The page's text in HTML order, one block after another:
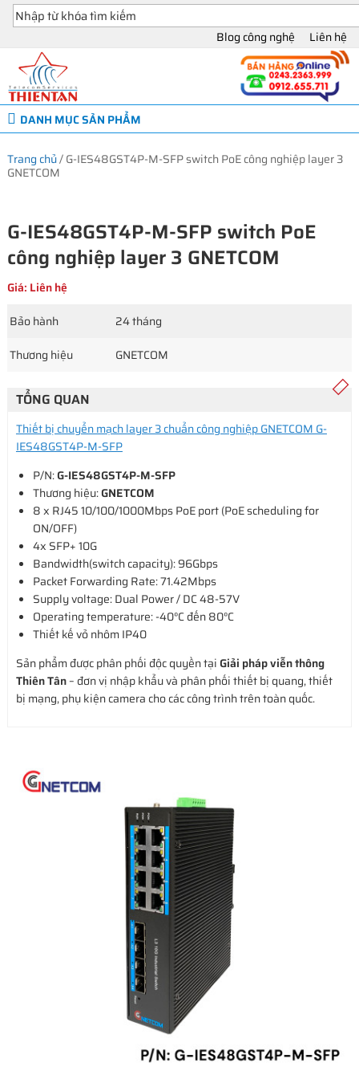
Blog công nghệ Liên hệ
DANH MỤC SẢN PHẨM
Trang chủ/G-IES48GST4P-M-SFP switch PoE công nghiệp layer 3
GNETCOM
G-IES48GST4P-M-SFP switch PoE
công nghiệp layer 3 GNETCOM
Giá: Liên hệ
Bảo hành
24 tháng
Thương hiệu
GNETCOM
TỔNG QUAN
Thiết bị chuyển mạch layer 3 chuẩn công nghiệp GNETCOM G-
IES48GST4P-M-SFP
P/N:G-IES48GST4P-M-SFP
Thương hiệu:GNETCOM
8 x RJ45 10/100/1000Mbps PoE port (PoE scheduling for
ON/OFF)
4x SFP+ 10G
Bandwidth(switch capacity): 96Gbps
Packet Forwarding Rate: 71.42Mbps
Supply voltage: Dual Power / DC 48-57V
Operating temperature: -40°C đến 80°C
Thiết kế vỏ nhôm IP40
Sản phẩm được phân phối độc quyền tạiGiải pháp viễn thông
Thiên Tân– đơn vị nhập khẩu và phân phối thiết bị quang, thiết
bị mạng, phụ kiện camera cho các công trình trên toàn quốc.